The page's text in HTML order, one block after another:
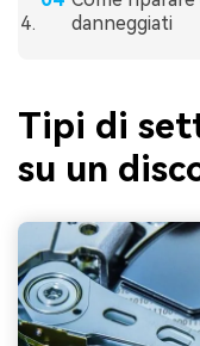
danneggiati
Tipi di
su un